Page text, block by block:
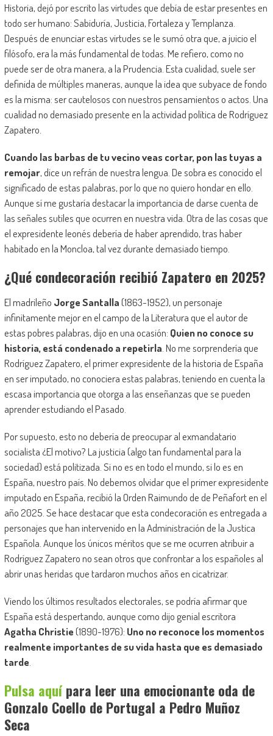
Historia, dejó por escrito las virtudes que debía de estar presentes en
todo ser humano: Sabiduría, Justicia, Fortaleza y Templanza.
Después de enunciar estas virtudes se le sumó otra que, a juicio el
filósofo, era la más fundamental de todas. Me refiero, como no
puede ser de otra manera, a la Prudencia. Esta cualidad, suele ser
definida de múltiples maneras, aunque la idea que subyace de fondo
es la misma: ser cautelosos con nuestros pensamientos o actos. Una
cualidad no demasiado presente en la actividad política de Rodríguez
Zapatero.
Cuando las barbas de tu vecino veas cortar, pon las tuyas a
remojar, dice un refrán de nuestra lengua. De sobra es conocido el
significado de estas palabras, por lo que no quiero hondar en ello.
Aunque sí me gustaría destacar la importancia de darse cuenta de
las señales sutiles que ocurren en nuestra vida. Otra de las cosas que
el expresidente leonés debería de haber aprendido, tras haber
habitado en la Moncloa, tal vez durante demasiado tiempo.
¿Qué condecoración recibió Zapatero en 2025?
El madrileño Jorge Santalla(1863-1952), un personaje
infinitamente mejor en el campo de la Literatura que el autor de
estas pobres palabras, dijo en una ocasión: Quien no conoce su
historia, está condenado a repetirla. No me sorprendería que
Rodríguez Zapatero, el primer expresidente de la historia de España
en ser imputado, no conociera estas palabras, teniendo en cuenta la
escasa importancia que otorga a las enseñanzas que se pueden
aprender estudiando el Pasado.
Por supuesto, esto no debería de preocupar al exmandatario
socialista ¿El motivo? La justicia (algo tan fundamental para la
sociedad) está politizada. Si no es en todo el mundo, si lo es en
España, nuestro país. No debemos olvidar que el primer expresidente
imputado en España, recibió la Orden Raimundo de de Peñafort en el
año 2025. Se hace destacar que esta condecoración es entregada a
personajes que han intervenido en la Administración de la Justica
Española. Aunque los únicos méritos que se me ocurren atribuir a
Rodríguez Zapatero no sean otros que confrontar a los españoles al
abrir unas heridas que tardaron muchos años en cicatrizar.
Viendo los últimos resultados electorales, se podría afirmar que
España está despertando, aunque como dijo genial escritora
Agatha Christie(1890-1976): Uno no reconoce los momentos
realmente importantes de su vida hasta que es demasiado
tarde.
Pulsa aquípara leer una emocionante oda de
Gonzalo Coello de Portugal a Pedro Muñoz
Seca